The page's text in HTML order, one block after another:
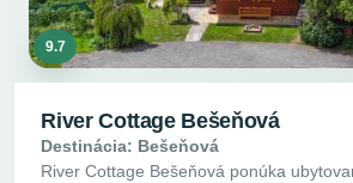
9.7
River Cottage Bešeňová
Destinácia: Bešeňová
River Cottage Bešeňová ponúka